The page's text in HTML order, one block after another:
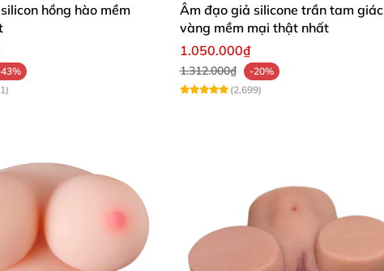
hồng hào mềm
Âm đạo giả silicone trần tam giác
vàng mềm mại thật nhất
1.050.000₫
1.312.000₫
-20%
(2,699)